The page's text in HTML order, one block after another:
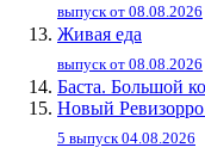
выпуск от 08.08.2026
Живaя eдa
выпуск от 08.08.2026
Баста. Большой
Новый Ревизорро
5 выпуск 04.08.2026